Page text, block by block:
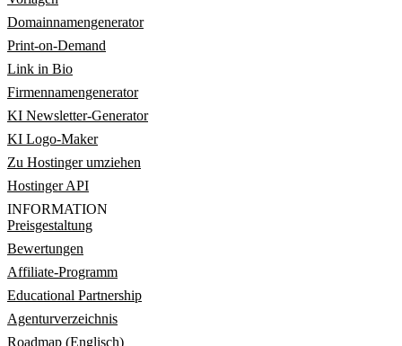
Domainnamengenerator
Print-on-Demand
Link in Bio
Firmennamengenerator
KI Newsletter-Generator
KI Logo-Maker
Zu Hostinger umziehen
Hostinger API
INFORMATION
Preisgestaltung
Bewertungen
Affiliate-Programm
Educational Partnership
Agenturverzeichnis
Roadmap (Englisch)